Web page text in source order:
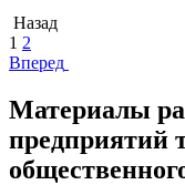
Назад
1 2
Вперед
Материалы
предприятий